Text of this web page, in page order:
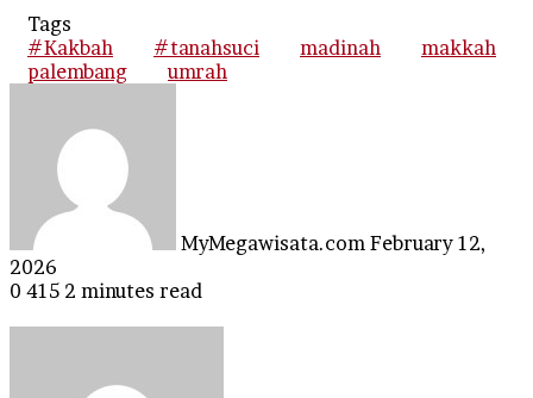
Tags
#Kakbah
#tanahsuci madinah
makkah
palembang
umrah
MyMegawisata.com February 12,
2026
0 415 2 minutes read